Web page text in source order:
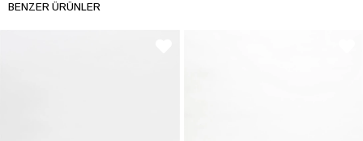
BENZER ÜRÜNLER